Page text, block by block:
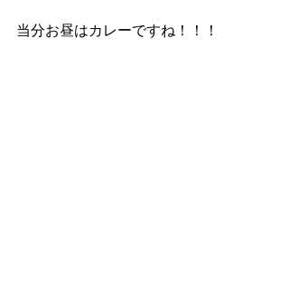
当分お昼はカレーですね！！！